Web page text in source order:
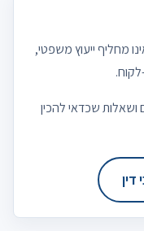
מחליף ייעוץ משפטי,
לקוח.
ושאלות שכדאי להכין
דין